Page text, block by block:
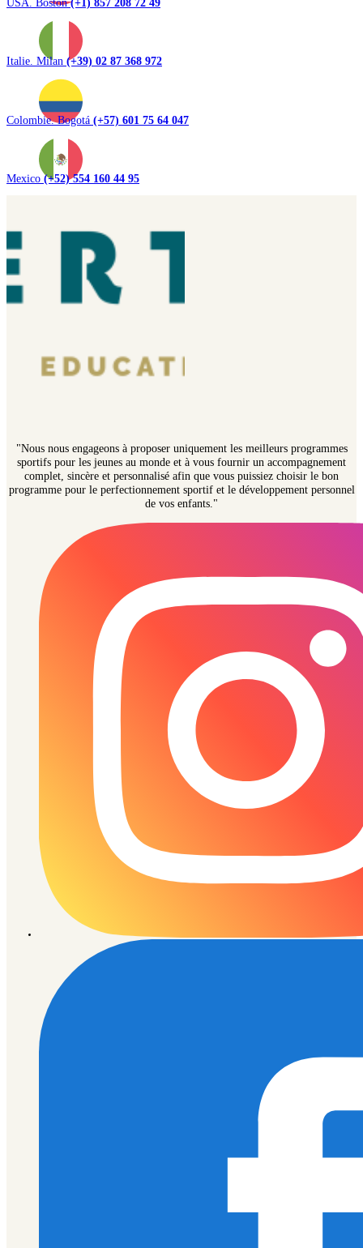
Italie. Milan (+39) 02 87 368 972
Colombie. Bogotá (+57) 601 75 64 047
Mexico (+52) 554 160 44 95
"Nous nous engageons à proposer uniquement les meilleurs programmes
sportifs pour les jeunes au monde et à vous fournir un accompagnement
complet, sincère et personnalisé afin que vous puissiez choisir le bon
programme pour le perfectionnement sportif et le développement personnel
de vos enfants."